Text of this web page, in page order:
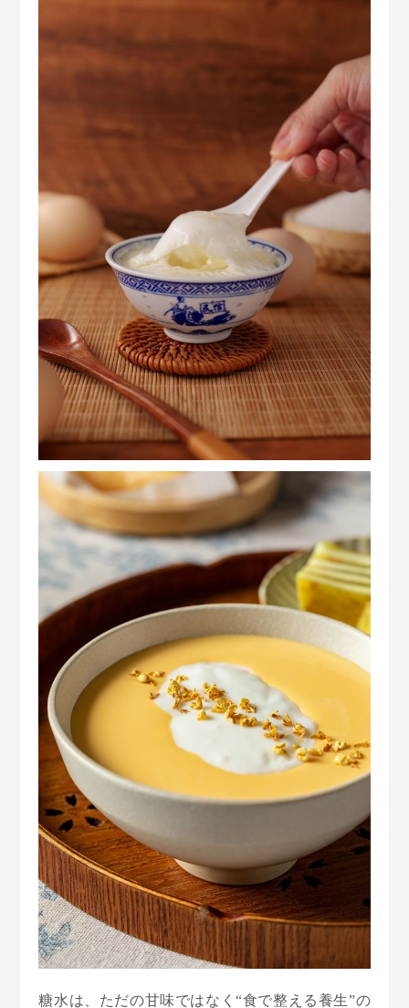
糖水は、ただの甘味ではなく“食で整える養生”の